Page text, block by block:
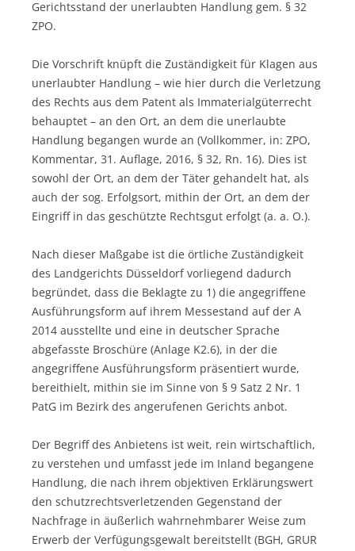
Gerichtsstand der unerlaubten Handlung gem. § 32
ZPO.
Die Vorschrift knüpft die Zuständigkeit für Klagen aus
unerlaubter Handlung – wie hier durch die Verletzung
des Rechts aus dem Patent als Immaterialgüterrecht
behauptet – an den Ort, an dem die unerlaubte
Handlung begangen wurde an (Vollkommer, in: ZPO,
Kommentar, 31. Auflage, 2016, § 32, Rn. 16). Dies ist
sowohl der Ort, an dem der Täter gehandelt hat, als
auch der sog. Erfolgsort, mithin der Ort, an dem der
Eingriff in das geschützte Rechtsgut erfolgt (a. a. O.).
Nach dieser Maßgabe ist die örtliche Zuständigkeit
des Landgerichts Düsseldorf vorliegend dadurch
begründet, dass die Beklagte zu 1) die angegriffene
Ausführungsform auf ihrem Messestand auf der A
2014 ausstellte und eine in deutscher Sprache
abgefasste Broschüre (Anlage K2.6), in der die
angegriffene Ausführungsform präsentiert wurde,
bereithielt, mithin sie im Sinne von § 9 Satz 2 Nr. 1
PatG im Bezirk des angerufenen Gerichts anbot.
Der Begriff des Anbietens ist weit, rein wirtschaftlich,
zu verstehen und umfasst jede im Inland begangene
Handlung, die nach ihrem objektiven Erklärungswert
den schutzrechtsverletzenden Gegenstand der
Nachfrage in äußerlich wahrnehmbarer Weise zum
Erwerb der Verfügungsgewalt bereitstellt (BGH, GRUR